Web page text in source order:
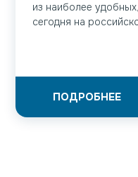
из наиболее
сегодня на
ПОДРОБНЕЕ